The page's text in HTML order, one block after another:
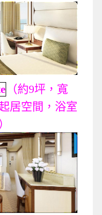
（約9坪，寬
居空間，浴室